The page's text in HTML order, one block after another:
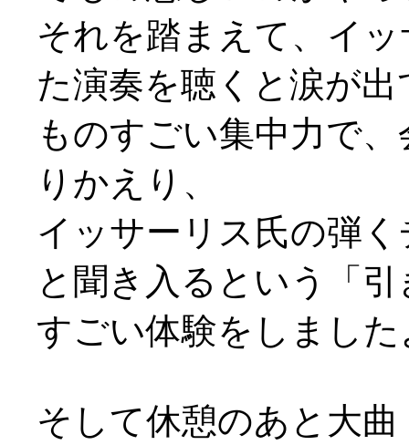
それを踏まえて、イ
た演奏を聴くと涙が
ものすごい集中力で
りかえり、
イッサーリス氏の弾
と聞き入るという「
すごい体験をしました
そして休憩のあと大曲